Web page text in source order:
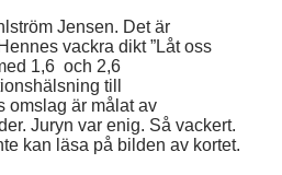
Jensen. Det är
vackra dikt ”Låt oss
1,6 och 2,6
till
omslag är målat av
Juryn var enig. Så vackert.
kan läsa på bilden av kortet.